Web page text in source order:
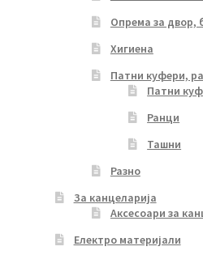
Опрема за двор,
Хигиена
Патни куфери,
Патни
Ранци
Ташни
Разно
За канцеларија
Аксесоари за
Електро материјали